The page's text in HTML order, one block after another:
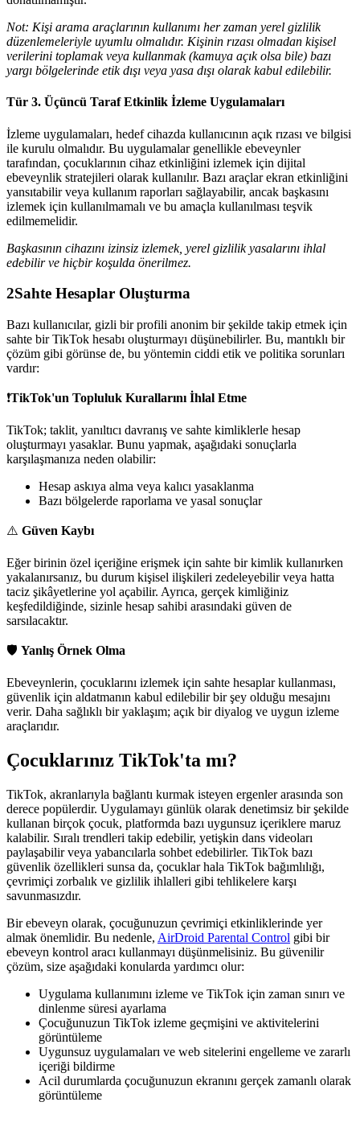
Not: Kişi arama araçlarının kullanımı her zaman yerel gizlilik
düzenlemeleriyle uyumlu olmalıdır. Kişinin rızası olmadan kişisel
verilerini toplamak veya kullanmak (kamuya açık olsa bile) bazı
yargı bölgelerinde etik dışı veya yasa dışı olarak kabul edilebilir.
Tür 3. Üçüncü Taraf Etkinlik İzleme Uygulamaları
İzleme uygulamaları, hedef cihazda kullanıcının açık rızası ve bilgisi
ile kurulu olmalıdır. Bu uygulamalar genellikle ebeveynler
tarafından, çocuklarının cihaz etkinliğini izlemek için dijital
ebeveynlik stratejileri olarak kullanılır. Bazı araçlar ekran etkinliğini
yansıtabilir veya kullanım raporları sağlayabilir, ancak başkasını
izlemek için kullanılmamalı ve bu amaçla kullanılması teşvik
edilmemelidir.
Başkasının cihazını izinsiz izlemek, yerel gizlilik yasalarını ihlal
edebilir ve hiçbir koşulda önerilmez.
2Sahte Hesaplar Oluşturma
Bazı kullanıcılar, gizli bir profili anonim bir şekilde takip etmek için
sahte bir TikTok hesabı oluşturmayı düşünebilirler. Bu, mantıklı bir
çözüm gibi görünse de, bu yöntemin ciddi etik ve politika sorunları
vardır:
❗TikTok'un Topluluk Kurallarını İhlal Etme
TikTok; taklit, yanıltıcı davranış ve sahte kimliklerle hesap
oluşturmayı yasaklar. Bunu yapmak, aşağıdaki sonuçlarla
karşılaşmanıza neden olabilir:
Hesap askıya alma veya kalıcı yasaklanma
Bazı bölgelerde raporlama ve yasal sonuçlar
⚠️ Güven Kaybı
Eğer birinin özel içeriğine erişmek için sahte bir kimlik kullanırken
yakalanırsanız, bu durum kişisel ilişkileri zedeleyebilir veya hatta
taciz şikâyetlerine yol açabilir. Ayrıca, gerçek kimliğiniz
keşfedildiğinde, sizinle hesap sahibi arasındaki güven de
sarsılacaktır.
🛡️ Yanlış Örnek Olma
Ebeveynlerin, çocuklarını izlemek için sahte hesaplar kullanması,
güvenlik için aldatmanın kabul edilebilir bir şey olduğu mesajını
verir. Daha sağlıklı bir yaklaşım; açık bir diyalog ve uygun izleme
araçlarıdır.
Çocuklarınız TikTok'ta mı?
TikTok, akranlarıyla bağlantı kurmak isteyen ergenler arasında son
derece popülerdir. Uygulamayı günlük olarak denetimsiz bir şekilde
kullanan birçok çocuk, platformda bazı uygunsuz içeriklere maruz
kalabilir. Sıralı trendleri takip edebilir, yetişkin dans videoları
paylaşabilir veya yabancılarla sohbet edebilirler. TikTok bazı
güvenlik özellikleri sunsa da, çocuklar hala TikTok bağımlılığı,
çevrimiçi zorbalık ve gizlilik ihlalleri gibi tehlikelere karşı
savunmasızdır.
Bir ebeveyn olarak, çocuğunuzun çevrimiçi etkinliklerinde yer
almak önemlidir. Bu nedenle, AirDroid Parental Control gibi bir
ebeveyn kontrol aracı kullanmayı düşünmelisiniz. Bu güvenilir
çözüm, size aşağıdaki konularda yardımcı olur:
Uygulama kullanımını izleme ve TikTok için zaman sınırı ve
dinlenme süresi ayarlama
Çocuğunuzun TikTok izleme geçmişini ve aktivitelerini
görüntüleme
Uygunsuz uygulamaları ve web sitelerini engelleme ve zararlı
içeriği bildirme
Acil durumlarda çocuğunuzun ekranını gerçek zamanlı olarak
görüntüleme